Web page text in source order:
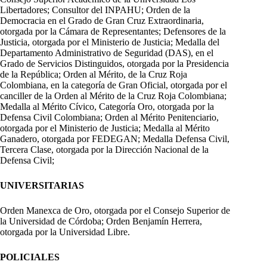
Libertadores; Consultor del INPAHU; Orden de la
Democracia en el Grado de Gran Cruz Extraordinaria,
otorgada por la Cámara de Representantes; Defensores de la
Justicia, otorgada por el Ministerio de Justicia; Medalla del
Departamento Administrativo de Seguridad (DAS), en el
Grado de Servicios Distinguidos, otorgada por la Presidencia
de la República; Orden al Mérito, de la Cruz Roja
Colombiana, en la categoría de Gran Oficial, otorgada por el
canciller de la Orden al Mérito de la Cruz Roja Colombiana;
Medalla al Mérito Cívico, Categoría Oro, otorgada por la
Defensa Civil Colombiana; Orden al Mérito Penitenciario,
otorgada por el Ministerio de Justicia; Medalla al Mérito
Ganadero, otorgada por FEDEGAN; Medalla Defensa Civil,
Tercera Clase, otorgada por la Dirección Nacional de la
Defensa Civil;
UNIVERSITARIAS
Orden Manexca de Oro, otorgada por el Consejo Superior de
la Universidad de Córdoba; Orden Benjamín Herrera,
otorgada por la Universidad Libre.
POLICIALES